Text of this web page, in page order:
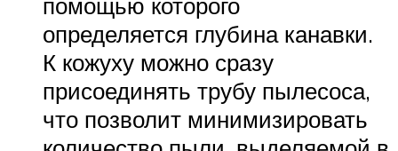
определяется глубина канавки.
К кожуху можно сразу
присоединять трубу пылесоса,
что позволит минимизировать